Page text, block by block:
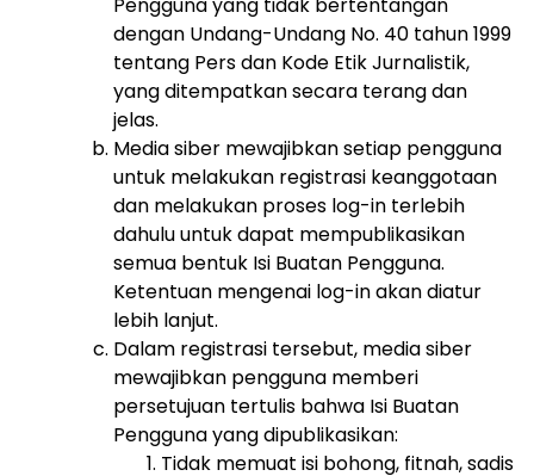
dengan Undang-Undang No. 40 tahun 1999
tentang Pers dan Kode Etik Jurnalistik,
yang ditempatkan secara terang dan
jelas.
Media siber mewajibkan setiap pengguna
untuk melakukan registrasi keanggotaan
dan melakukan proses log-in terlebih
dahulu untuk dapat mempublikasikan
semua bentuk Isi Buatan Pengguna.
Ketentuan mengenai log-in akan diatur
lebih lanjut.
Dalam registrasi tersebut, media siber
mewajibkan pengguna memberi
persetujuan tertulis bahwa Isi Buatan
Pengguna yang dipublikasikan:
Tidak memuat isi bohong, fitnah, sadis